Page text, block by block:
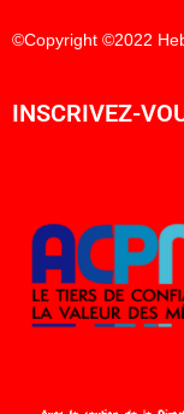
©Copyright ©2022
INSCRIVEZ-